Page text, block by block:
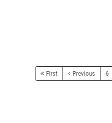
First Previous 6